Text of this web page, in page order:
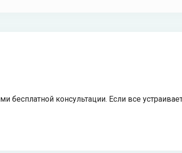
бесплатной консультации. Если все